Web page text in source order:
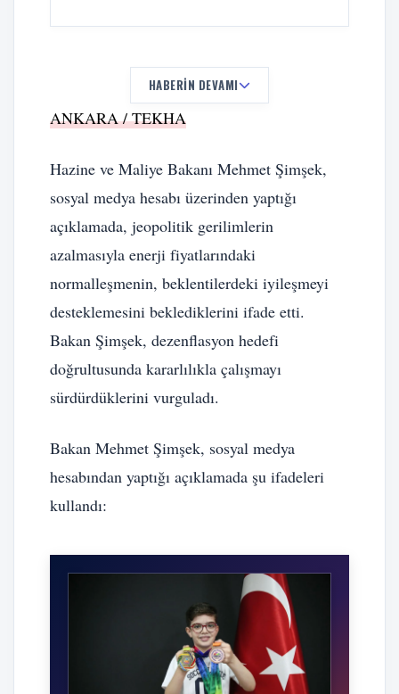
HABERIN DEVAMI
ANKARA / TEKHA
Hazine ve Maliye Bakanı Mehmet Şimşek,
sosyal medya hesabı üzerinden yaptığı
açıklamada, jeopolitik gerilimlerin
azalmasıyla enerji fiyatlarındaki
normalleşmenin, beklentilerdeki iyileşmeyi
desteklemesini beklediklerini ifade etti.
Bakan Şimşek, dezenflasyon hedefi
doğrultusunda kararlılıkla çalışmayı
sürdürdüklerini vurguladı.
Bakan Mehmet Şimşek, sosyal medya
hesabından yaptığı açıklamada şu ifadeleri
kullandı: